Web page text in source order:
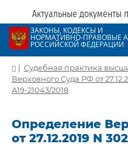
Актуальные документы
ЗАКОНЫ, КОДЕКСЫ И
НОРМАТИВНО-ПРАВОВЫЕ
РОССИЙСКОЙ ФЕДЕРАЦИИ
| Судебная практика
Верховного Суда РФ от
А19-21043/2018
Определение
от 27.12.2019 N